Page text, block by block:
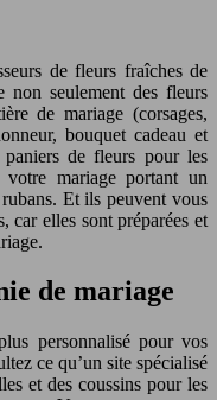
de fleurs fraîches de
non seulement des fleurs
de mariage (corsages,
bouquet cadeau et
de fleurs pour les
mariage portant un
Et ils peuvent vous
car elles sont préparées et
de mariage
personnalisé pour vos
ce qu’un site spécialisé
et des coussins pour les